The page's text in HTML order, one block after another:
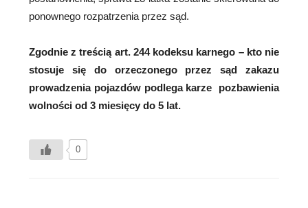
ponownego rozpatrzenia przez sąd.
Zgodnie z treścią art. 244 kodeksu karnego – kto nie
stosuje się do orzeczonego przez sąd zakazu
prowadzenia pojazdów podlega karze pozbawienia
wolności od 3 miesięcy do 5 lat.
0